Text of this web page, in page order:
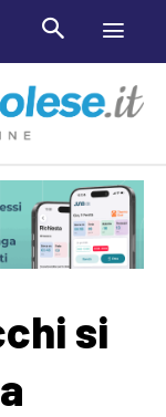
si